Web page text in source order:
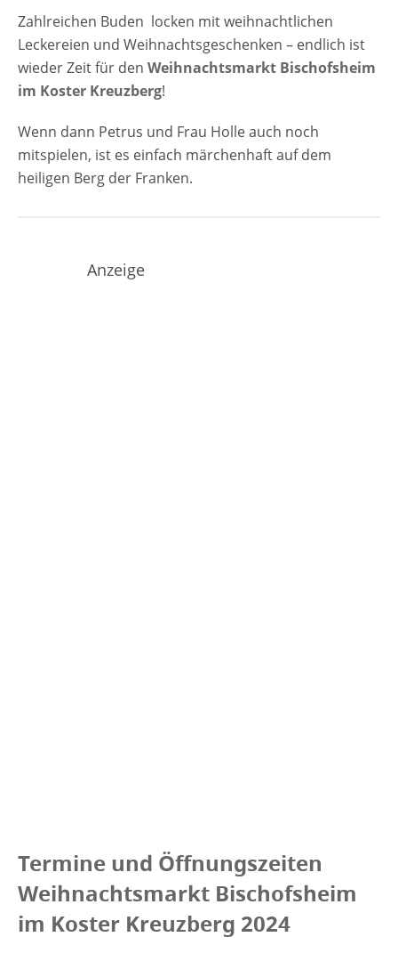
Zahlreichen Buden locken mit weihnachtlichen
Leckereien und Weihnachtsgeschenken – endlich ist
wieder Zeit für den Weihnachtsmarkt Bischofsheim
im Koster Kreuzberg!
Wenn dann Petrus und Frau Holle auch noch
mitspielen, ist es einfach märchenhaft auf dem
heiligen Berg der Franken.
Anzeige
Termine und Öffnungszeiten
Weihnachtsmarkt Bischofsheim
im Koster Kreuzberg 2024